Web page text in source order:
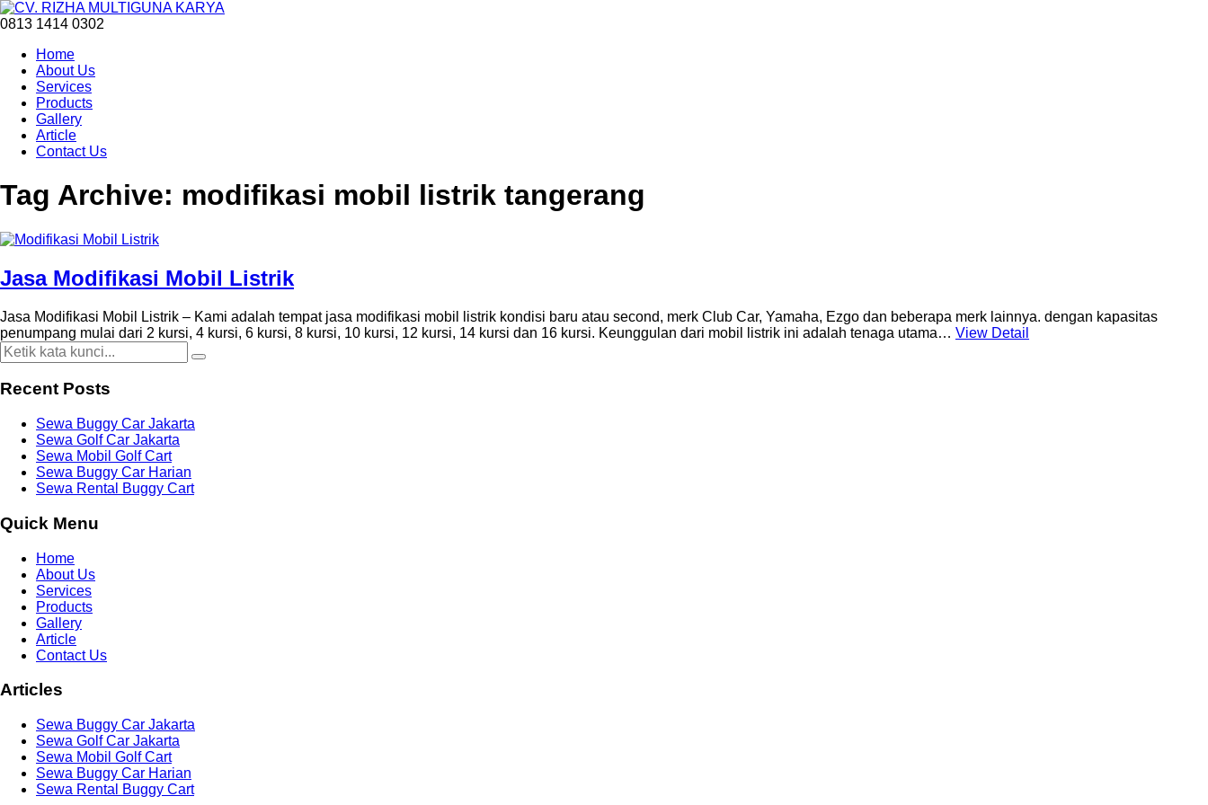
0813 1414 0302
Home
About Us
Services
Products
Gallery
Article
Contact Us
Tag Archive: modifikasi mobil listrik tangerang
Jasa Modifikasi Mobil Listrik
Jasa Modifikasi Mobil Listrik – Kami adalah tempat jasa modifikasi mobil listrik kondisi baru atau second, merk Club Car, Yamaha, Ezgo dan beberapa merk lainnya. dengan kapasitas
penumpang mulai dari 2 kursi, 4 kursi, 6 kursi, 8 kursi, 10 kursi, 12 kursi, 14 kursi dan 16 kursi. Keunggulan dari mobil listrik ini adalah tenaga utama… View Detail
Recent Posts
Sewa Buggy Car Jakarta
Sewa Golf Car Jakarta
Sewa Mobil Golf Cart
Sewa Buggy Car Harian
Sewa Rental Buggy Cart
Quick Menu
Home
About Us
Services
Products
Gallery
Article
Contact Us
Articles
Sewa Buggy Car Jakarta
Sewa Golf Car Jakarta
Sewa Mobil Golf Cart
Sewa Buggy Car Harian
Sewa Rental Buggy Cart